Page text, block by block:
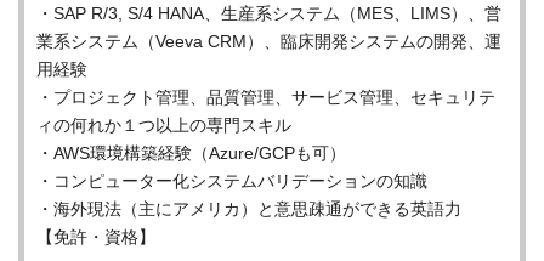
・SAP R/3, S/4 HANA、生産系システム（MES、LIMS）、営
業系システム（Veeva CRM）、臨床開発システムの開発、運
用経験
・プロジェクト管理、品質管理、サービス管理、セキュリテ
ィの何れか１つ以上の専門スキル
・AWS環境構築経験（Azure/GCPも可）
・コンピューター化システムバリデーションの知識
・海外現法（主にアメリカ）と意思疎通ができる英語力
【免許・資格】